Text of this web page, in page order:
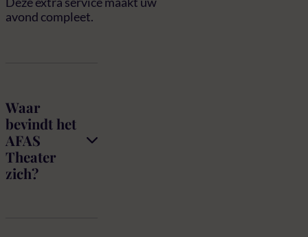
avond compleet.
Waar
bevindt het
AFAS
Theater
zich?